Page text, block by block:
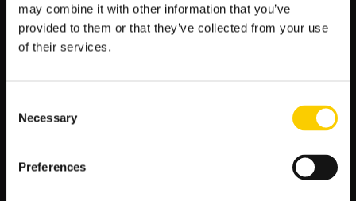
may combine it with other information that you’ve
provided to them or that they’ve collected from your use
of their services.
Selection
Necessary
Preferences
Mecze Polski